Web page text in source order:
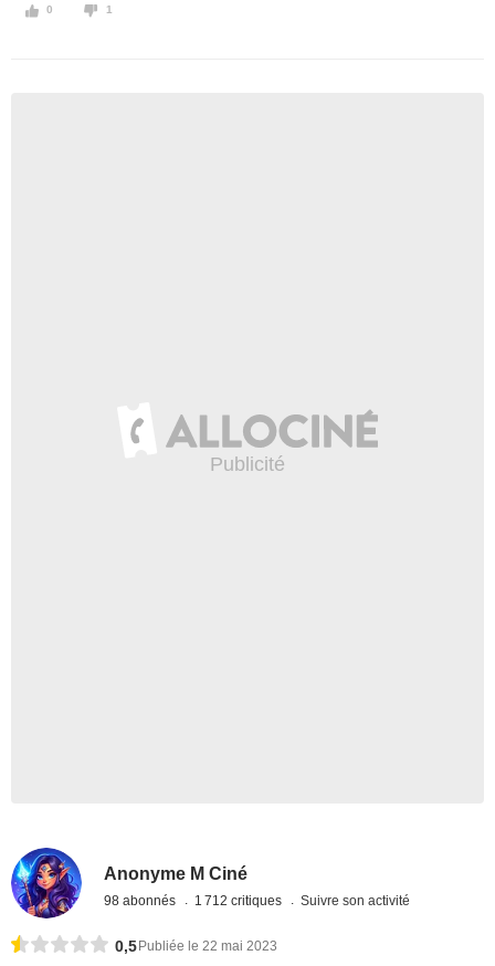
0 1
Anonyme M Ciné
98 abonnés 1 712 critiques Suivre son activité
0,5 Publiée le 22 mai 2023